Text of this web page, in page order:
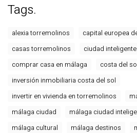
Tags.
alexia torremolinos
capital europea
casas torremolinos
ciudad inteligente
comprar casa en málaga
costa del
inversión inmobiliaria costa del sol
invertir en vivienda en torremolinos
málaga ciudad
málaga ciudad
málaga cultural
málaga destinos